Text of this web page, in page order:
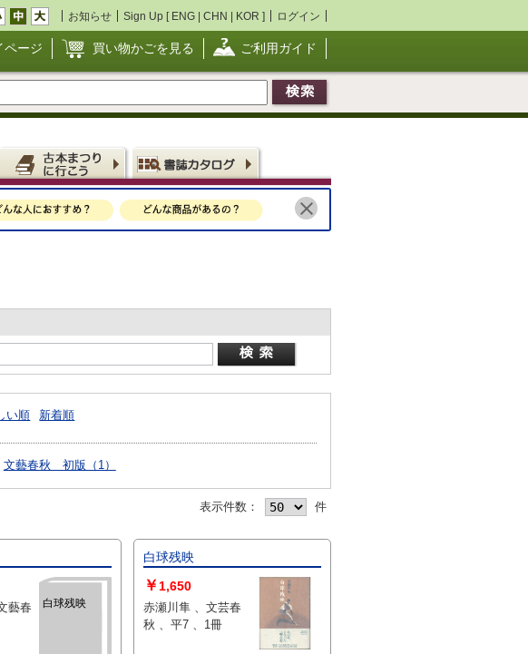
お知らせ Sign Up [ ENG | CHN | KOR ] ログイン
ページ 買い物かごを見る ご利用ガイド
い順 新着順
文藝春秋 初版（1）
表示件数： 件
白球残映
藝春
白球残映
￥ 1,650
赤瀬川隼 、文芸春
秋 、平7 、1冊